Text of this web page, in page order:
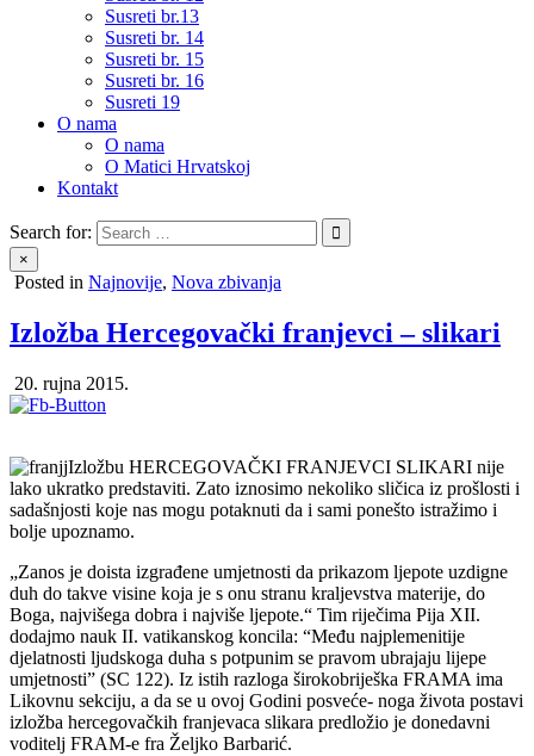
Susreti br.13
Susreti br. 14
Susreti br. 15
Susreti br. 16
Susreti 19
O nama
O nama
O Matici Hrvatskoj
Kontakt
Search for:
×
Posted in Najnovije, Nova zbivanja
Izložba Hercegovački franjevci – slikari
20. rujna 2015.
Izložbu HERCEGOVAČKI FRANJEVCI SLIKARI nije
lako ukratko predstaviti. Zato iznosimo nekoliko sličica iz prošlosti i
sadašnjosti koje nas mogu potaknuti da i sami ponešto istražimo i
bolje upoznamo.
„Zanos je doista izgrađene umjetnosti da prikazom ljepote uzdigne
duh do takve visine koja je s onu stranu kraljevstva materije, do
Boga, najvišega dobra i najviše ljepote.“ Tim riječima Pija XII.
dodajmo nauk II. vatikanskog koncila: “Među najplemenitije
djelatnosti ljudskoga duha s potpunim se pravom ubrajaju lijepe
umjetnosti” (SC 122). Iz istih razloga širokobriješka FRAMA ima
Likovnu sekciju, a da se u ovoj Godini posveće- noga života postavi
izložba hercegovačkih franjevaca slikara predložio je donedavni
voditelj FRAM-e fra Željko Barbarić.